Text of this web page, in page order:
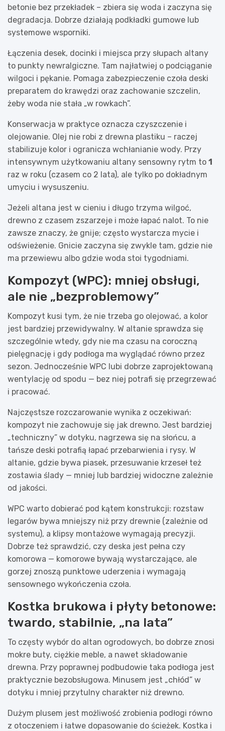
betonie bez przekładek – zbiera się woda i zaczyna się
degradacja. Dobrze działają podkładki gumowe lub
systemowe wsporniki.
Łączenia desek, docinki i miejsca przy słupach altany
to punkty newralgiczne. Tam najłatwiej o podciąganie
wilgoci i pękanie. Pomaga zabezpieczenie czoła deski
preparatem do krawędzi oraz zachowanie szczelin,
żeby woda nie stała „w rowkach”.
Konserwacja w praktyce oznacza czyszczenie i
olejowanie. Olej nie robi z drewna plastiku – raczej
stabilizuje kolor i ogranicza wchłanianie wody. Przy
intensywnym użytkowaniu altany sensowny rytm to 1
raz w roku (czasem co 2 lata), ale tylko po dokładnym
umyciu i wysuszeniu.
Jeżeli altana jest w cieniu i długo trzyma wilgoć,
drewno z czasem zszarzeje i może łapać nalot. To nie
zawsze znaczy, że gnije; często wystarcza mycie i
odświeżenie. Gnicie zaczyna się zwykle tam, gdzie nie
ma przewiewu albo gdzie woda stoi tygodniami.
Kompozyt (WPC): mniej obsługi,
ale nie „bezproblemowy”
Kompozyt kusi tym, że nie trzeba go olejować, a kolor
jest bardziej przewidywalny. W altanie sprawdza się
szczególnie wtedy, gdy nie ma czasu na coroczną
pielęgnację i gdy podłoga ma wyglądać równo przez
sezon. Jednocześnie WPC lubi dobrze zaprojektowaną
wentylację od spodu — bez niej potrafi się przegrzewać
i pracować.
Najczęstsze rozczarowanie wynika z oczekiwań:
kompozyt nie zachowuje się jak drewno. Jest bardziej
„techniczny” w dotyku, nagrzewa się na słońcu, a
tańsze deski potrafią łapać przebarwienia i rysy. W
altanie, gdzie bywa piasek, przesuwanie krzeseł też
zostawia ślady — mniej lub bardziej widoczne zależnie
od jakości.
WPC warto dobierać pod kątem konstrukcji: rozstaw
legarów bywa mniejszy niż przy drewnie (zależnie od
systemu), a klipsy montażowe wymagają precyzji.
Dobrze też sprawdzić, czy deska jest pełna czy
komorowa — komorowe bywają wystarczające, ale
gorzej znoszą punktowe uderzenia i wymagają
sensownego wykończenia czoła.
Kostka brukowa i płyty betonowe:
twardo, stabilnie, „na lata”
To częsty wybór do altan ogrodowych, bo dobrze znosi
mokre buty, ciężkie meble, a nawet składowanie
drewna. Przy poprawnej podbudowie taka podłoga jest
praktycznie bezobsługowa. Minusem jest „chłód” w
dotyku i mniej przytulny charakter niż drewno.
Dużym plusem jest możliwość zrobienia podłogi równo
z otoczeniem i łatwe dopasowanie do ścieżek. Kostka i